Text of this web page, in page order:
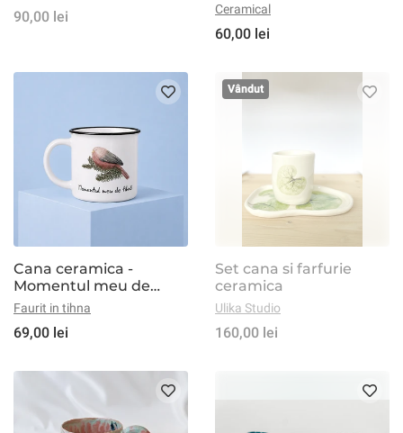
90,00 lei Ceramical
60,00 lei
Cana ceramica -
Momentul meu de
tihna
Faurit in tihna
69,00 lei
Vândut
Set cana si farfurie
ceramica
Ulika Studio
160,00 lei